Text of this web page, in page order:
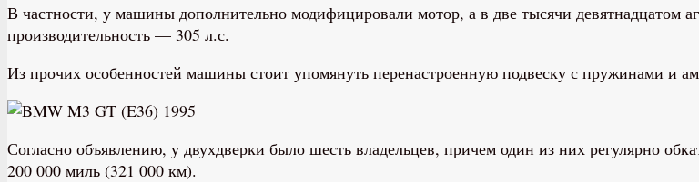
В частности, у машины дополнительно модифицировали мотор, а в две тысячи девятнадцатом
производительность — 305 л.с.
Из прочих особенностей машины стоит упомянуть перенастроенную подвеску с пружинами и
Согласно объявлению, у двухдверки было шесть владельцев, причем один из них регулярно
200 000 миль (321 000 км).